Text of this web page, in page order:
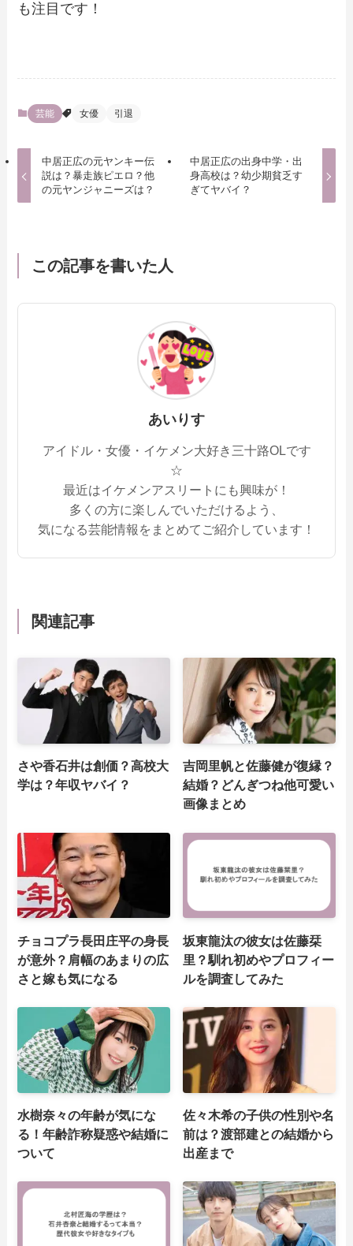
も注目です！
芸能 女優 引退
中居正広の元ヤンキー伝
説は？暴走族ピエロ？他
の元ヤンジャニーズは？
中居正広の出身中学・出
身高校は？幼少期貧乏す
ぎてヤバイ？
この記事を書いた人
あいりす
アイドル・女優・イケメン大好き三十路OLです
☆
最近はイケメンアスリートにも興味が！
多くの方に楽しんでいただけるよう、
気になる芸能情報をまとめてご紹介しています！
関連記事
さや香石井は創価？高校大
学は？年収ヤバイ？
吉岡里帆と佐藤健が復縁？
結婚？どんぎつね他可愛い
画像まとめ
チョコプラ長田庄平の身長
が意外？肩幅のあまりの広
さと嫁も気になる
坂東龍汰の彼女は佐藤栞
里？馴れ初めやプロフィー
ルを調査してみた
水樹奈々の年齢が気にな
る！年齢詐称疑惑や結婚に
ついて
佐々木希の子供の性別や名
前は？渡部建との結婚から
出産まで